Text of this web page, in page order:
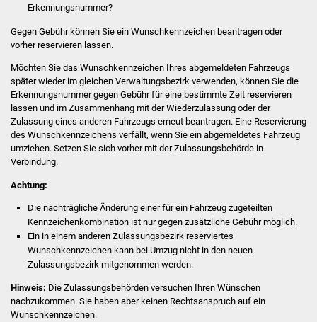
Wahlen
Stadtinfo
Jubiläumsjahr 2021
Schulentwicklung Bizet
Sanierung Hallenbad
Erkennungsnummer?
Gegen Gebühr können Sie ein Wunschkennzeichen beantragen oder
vorher reservieren lassen.
Möchten Sie das Wunschkennzeichen Ihres abgemeldeten Fahrzeugs
später wieder im gleichen Verwaltungsbezirk verwenden, können Sie die
Erkennungsnummer gegen Gebühr für eine bestimmte Zeit reservieren
lassen und im Zusammenhang mit der Wiederzulassung oder der
Zulassung eines anderen Fahrzeugs erneut beantragen. Eine Reservierung
des Wunschkennzeichens verfällt, wenn Sie ein abgemeldetes Fahrzeug
umziehen. Setzen Sie sich vorher mit der Zulassungsbehörde in
Verbindung.
Achtung:
Die nachträgliche Änderung einer für ein Fahrzeug zugeteilten
Kennzeichenkombination ist nur gegen zusätzliche Gebühr möglich.
Ein in einem anderen Zulassungsbezirk reserviertes
Wunschkennzeichen kann bei Umzug nicht in den neuen
Zulassungsbezirk mitgenommen werden.
Hinweis: Die Zulassungsbehörden versuchen Ihren Wünschen
nachzukommen. Sie haben aber keinen Rechtsanspruch auf ein
Wunschkennzeichen.